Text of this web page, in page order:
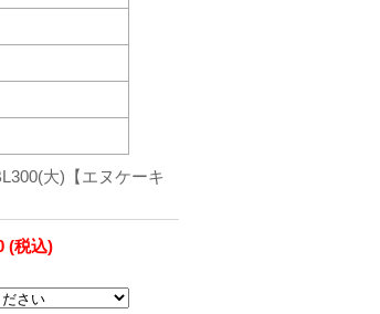
大)【エヌケーキ
(税込)